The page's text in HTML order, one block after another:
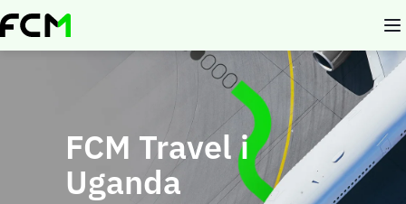
Skip
to
FCM Travel i
Uganda